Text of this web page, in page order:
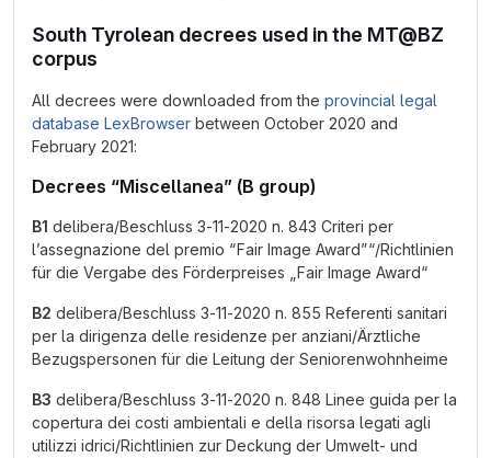
South Tyrolean decrees used in the MT@BZ
corpus
All decrees were downloaded from the provincial legal
database LexBrowser between October 2020 and
February 2021:
Decrees “Miscellanea” (B group)
B1 delibera/Beschluss 3-11-2020 n. 843 Criteri per
l’assegnazione del premio “Fair Image Award”“/Richtlinien
für die Vergabe des Förderpreises „Fair Image Award“
B2 delibera/Beschluss 3-11-2020 n. 855 Referenti sanitari
per la dirigenza delle residenze per anziani/Ärztliche
Bezugspersonen für die Leitung der Seniorenwohnheime
B3 delibera/Beschluss 3-11-2020 n. 848 Linee guida per la
copertura dei costi ambientali e della risorsa legati agli
utilizzi idrici/Richtlinien zur Deckung der Umwelt- und